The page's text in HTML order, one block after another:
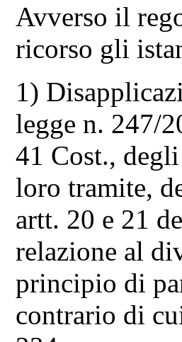
Avverso il
ricorso gli
1)
legge n. 247/
41 Cost.,
loro tramite,
artt. 20 e 21
relazione al
principio di
contrario di